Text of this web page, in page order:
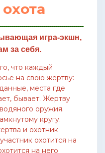
игра-экшн,
за себя.
что каждый
на свою жертву:
места где
бывает. Жертву
оружия.
кругу.
и охотник
охотится на
на него